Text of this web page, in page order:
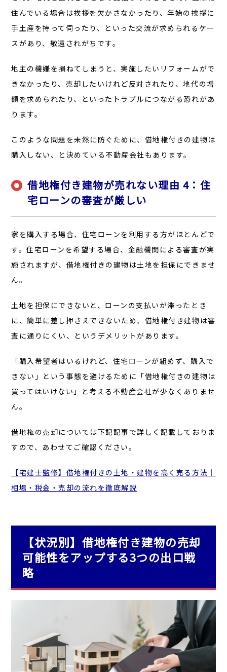
住んでいる場合は挨拶を欠かさなかったり、年始の挨拶に
手土産を持って伺ったり、といった交流が求められるケー
スがあり、敬遠されがちです。
地主の機嫌を損ねてしまうと、実施したいリフォームがで
きなかったり、売却したいけれど反対されたり、地代の増
額を求められたり、といったトラブルにつながる恐れがあ
ります。
このような問題を未然に防ぐために、借地権付きの建物は
購入しない、と決めている不動産会社もあります。
借地権付き建物が売れない理由 4：住
宅ローンの審査が厳しい
家を購入する場合、住宅ローンを利用する方がほとんどで
す。住宅ローンを希望する場合、金融機関による審査が実
施されますが、借地権付きの建物は土地を担保にできませ
ん。
土地を担保にできないと、ローンの支払いが滞ったとき
に、簡単に差し押さえできないため、借地権付き建物は審
査に通りにくい、というデメリットがあります。
「購入希望者はいるけれど、住宅ローンが組めず、購入で
きない」という事態を避けるために「借地権付きの建物は
買ってはいけない」と考える不動産会社が少なくありませ
ん。
借地権の売却については下記記事で詳しく記載しておりま
すので、あわせてご確認ください。
【宅建士監修】借地権付きの土地・建物を高く売る方法｜
相場・税金・売却の流れを徹底解説
【状況別】借地権付き建物の売却
可能性をアップする3つの出口戦
略